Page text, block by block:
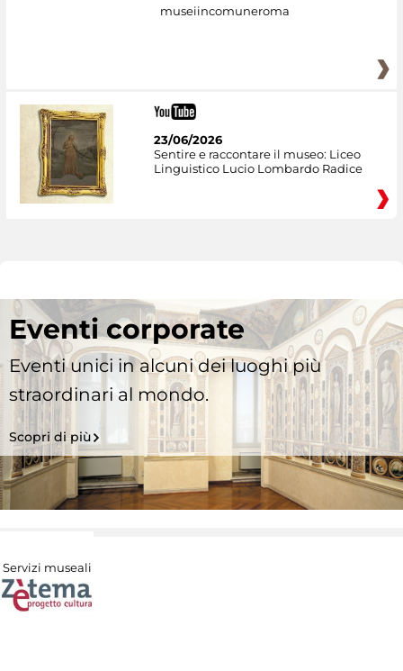
museiincomuneroma
23/06/2026
Sentire e raccontare il museo: Liceo
Linguistico Lucio Lombardo Radice
Eventi corporate
Eventi unici in alcuni dei luoghi più
straordinari al mondo.
Scopri di più
Servizi museali